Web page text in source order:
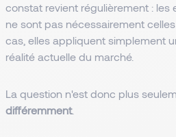
constat revient régulièrement :
ne sont pas nécessairement
cas, elles appliquent simplement
réalité actuelle du marché.
La question n'est donc plus
différemment.